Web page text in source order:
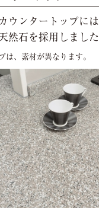
ウンタートップに
然石を採用しました
は、素材が異なります。